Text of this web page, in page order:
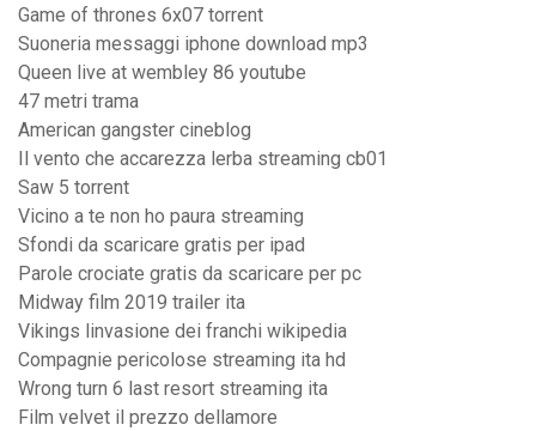
Game of thrones 6x07 torrent
Suoneria messaggi iphone download mp3
Queen live at wembley 86 youtube
47 metri trama
American gangster cineblog
Il vento che accarezza lerba streaming cb01
Saw 5 torrent
Vicino a te non ho paura streaming
Sfondi da scaricare gratis per ipad
Parole crociate gratis da scaricare per pc
Midway film 2019 trailer ita
Vikings linvasione dei franchi wikipedia
Compagnie pericolose streaming ita hd
Wrong turn 6 last resort streaming ita
Film velvet il prezzo dellamore